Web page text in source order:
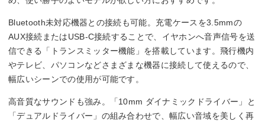
約10時間(ANCオフ時)
防水・防塵性能
IP54
Bluetooth未対応機器との接続も可能。充電ケースを3.5mmの
AUX接続またはUSB-C接続することで、イヤホンへ音声信号を送
信できる「トランスミッター機能」を搭載しています。飛行機内
やテレビ、パソコンなどさまざまな機器に接続して使えるので、
幅広いシーンでの使用が可能です。
高音質なサウンドも強み。「10mm ダイナミックドライバー」と
「デュアルドライバー」の組み合わせで、幅広い音域を美しく再